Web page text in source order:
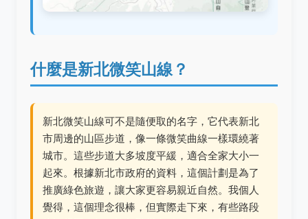
什麼是新北微笑山線？
新北微笑山線可不是隨便取的名字，它代表新北
市周邊的山區步道，像一條微笑曲線一樣環繞著
城市。這些步道大多坡度平緩，適合全家大小一
起來。根據新北市政府的資料，這個計劃是為了
推廣綠色旅遊，讓大家更容易親近自然。我個人
覺得，這個理念很棒，但實際走下來，有些路段